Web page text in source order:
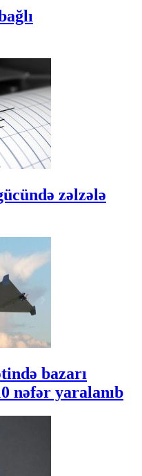
zəlzələ
bazarı
nəfər yaralanıb